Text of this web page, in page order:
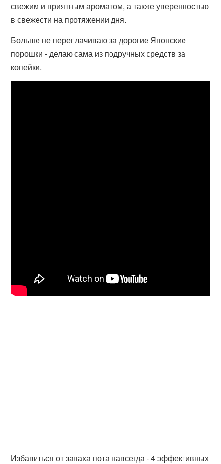
свежим и приятным ароматом, а также уверенностью
в свежести на протяжении дня.
Больше не переплачиваю за дорогие Японские
порошки - делаю сама из подручных средств за
копейки.
Избавиться от запаха пота навсегда - 4 эффективных